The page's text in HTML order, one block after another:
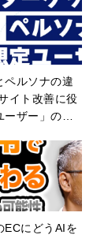
ペルソナの違
イト改善に役
ザー」の考
ECにどうAIを